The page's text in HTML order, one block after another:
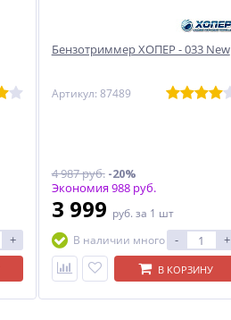
+
Бензотриммер ХОПЕР - 033 New
Артикул: 87489
4 987 руб.-20%
Экономия 988 руб.
3 999 руб. за 1 шт
В наличии много
- +
В КОРЗИНУ